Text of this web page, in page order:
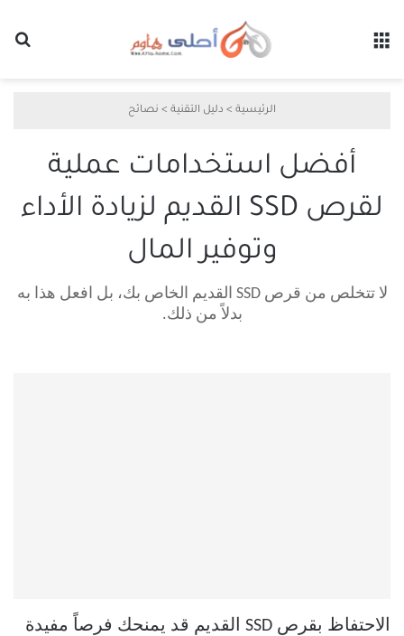
الرئيسية > دليل التقنية > نصائح
أفضل استخدامات عملية
لقرص SSD القديم لزيادة الأداء
وتوفير المال
لا تتخلص من قرص SSD القديم الخاص بك، بل افعل هذا به
بدلاً من ذلك.
الاحتفاظ بقرص SSD القديم قد يمنحك فرصاً مفيدة